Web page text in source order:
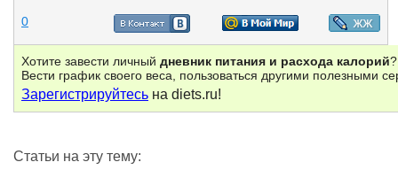
0
Хотите завести личный дневник питания и расхода калорий?
Вести график своего веса, пользоваться другими полезными
Зарегистрируйтесь на diets.ru!
Статьи на эту тему: